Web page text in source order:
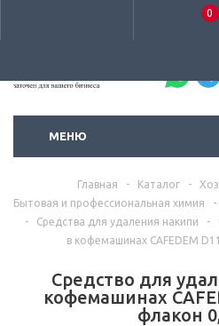
0
МЕНЮ
Главная - Каталог -
Бытовая и профессиональная химия
-
-
Средства для удаления накипи -
в кофемашинах CAFEDEM
Средство для
кофемашинах
флакон